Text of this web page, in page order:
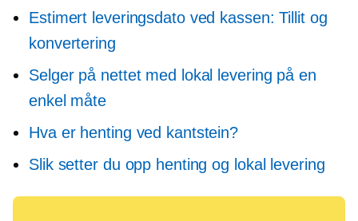
Estimert leveringsdato ved kassen: Tillit og
konvertering
Selger på nettet med lokal levering på en
enkel måte
Hva er henting ved kantstein?
Slik setter du opp henting og lokal levering